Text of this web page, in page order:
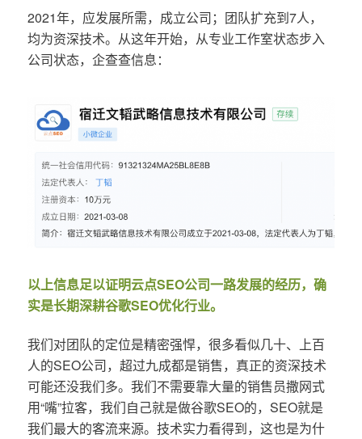
2021年，应发展所需，成立公司；团队扩充到7人，
均为资深技术。从这年开始，从专业工作室状态步入
公司状态，企查查信息：
以上信息足以证明云点SEO公司一路发展的经历，确
实是长期深耕谷歌SEO优化行业。
我们对团队的定位是精密强悍，很多看似几十、上百
人的SEO公司，超过九成都是销售，真正的资深技术
可能还没我们多。我们不需要靠大量的销售员撒网式
用“嘴”拉客，我们自己就是做谷歌SEO的，SEO就是
我们最大的客流来源。技术实力看得到，这也是为什